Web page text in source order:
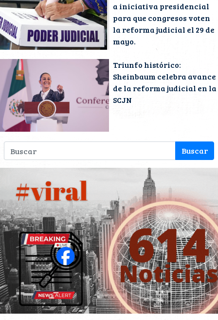
a iniciativa presidencial
para que congresos voten
la reforma judicial el 29 de
mayo.
Triunfo histórico:
Sheinbaum celebra avance
de la reforma judicial en la
SCJN